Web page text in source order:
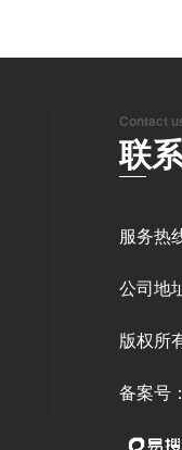
Contact
联
服务热
公司地
版权所
备案号